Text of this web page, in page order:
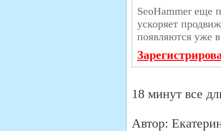
SeoHammer еще
ускоряет
появляются уже
18 минут все
Автор: